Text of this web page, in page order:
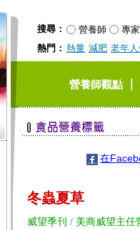
搜尋： 營養師
專家
熱門： 熱量 減肥 老年
營養師觀點｜
在
冬蟲夏草
威望季刊 / 美商威望主任